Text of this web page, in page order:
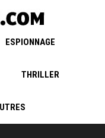
ESPIONNAGE
THRILLER